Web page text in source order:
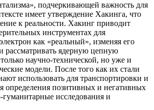
подчеркивающей важность для
имеет утверждение Хакинга, что
к реальности. Хакинг приводит
инструментах для
как «реальный», изменяя его
рассматривать ядерную цепную
научно-технической, но уже и
модели. После того как их стали
использовать для транспортировки и
определения позитивных и негативных
гуманитарные исследования и